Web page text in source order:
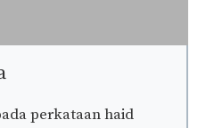
perkataan haid